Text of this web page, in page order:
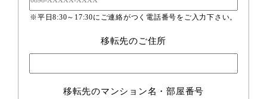
※平日8:30～17:30にご連絡がつく電話番号をご入力下さい。
移転先のご住所
移転先のマンション名・部屋番号